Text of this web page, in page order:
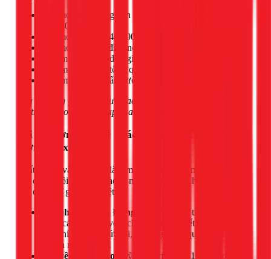
Lắp mới 1 bộ bóng đèn Huỳnh Quang, đèn compact:
Từ 150.000đ
Lắp mới đèn lon: 40.000 - 150.000đ
Lắp mới 1 ổ cắm điện nổi: 100.000 - 200.000đ
Dò tìm chập điện đơn giản (đường dây nổi): 300.000đ
Dò tìm chập điện tổng quan: 800.000đ
Dò tìm chập điện âm tường: 1.500.000đ
Lưu ý: Bảng giá trên chưa bao gồm vật tư và có thể thay đổi
tùy thuộc vào độ phức tạp của công việc.
Tại sao hơn 10.000+ khách hàng tại TPHCM tin
tưởng 1Fix?
Chất lượng và sự uy tín là kim chỉ nam trong mọi hoạt động
của chúng tôi. 1Fix tự hào là người bạn đồng hành đáng tin
cậy của mọi gia đình Việt.
Nhanh Chóng & Đúng Hẹn:
Với đội thợ túc trực tại
khắp các quận huyện, chúng tôi cam kết có mặt tại nhà
bạn chỉ sau 30 phút gọi, giúp bạn giải quyết sự cố
nhanh nhất có thể.
Chuyên Môn Cao:
Kỹ thuật viên của 1Fix, bao gồm